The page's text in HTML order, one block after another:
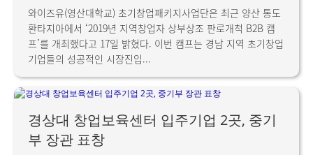
와이즈유(영산대학교) 초기창업패키지사업단은 최근 양산 통도
환타지아에서 ‘2019년 지역창업자 상부상조 판로개척 B2B 캠
프’를 개최했다고 17일 밝혔다. 이번 캠프는 경남 지역 초기창업
기업들의 성공적인 시장진입...
경상대 창업보육센터 입주기업 2곳, 중기
부 장관 표창